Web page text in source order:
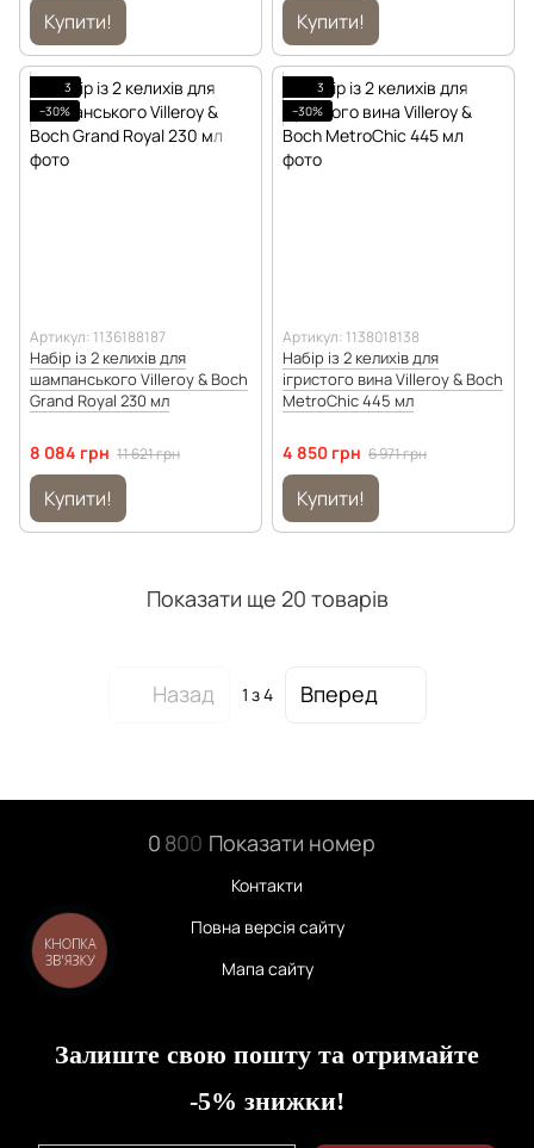
Купити! Купити!
3
−30%
Артикул: 1136188187
Набір із 2 келихів для
шампанського Villeroy & Boch
Grand Royal 230 мл
8 084 грн 11 621 грн
Купити!
3
−30%
Артикул: 1138018138
Набір із 2 келихів для
ігристого вина Villeroy & Boch
MetroChic 445 мл
4 850 грн 6 971 грн
Купити!
Показати ще 20 товарів
Назад 1 з 4 Вперед
0 800 Показати номер
Контакти
Повна версія сайту
Мапа сайту
Залиште свою пошту та отримайте
-5% знижки!
КНОПКА
ЗВ'ЯЗКУ